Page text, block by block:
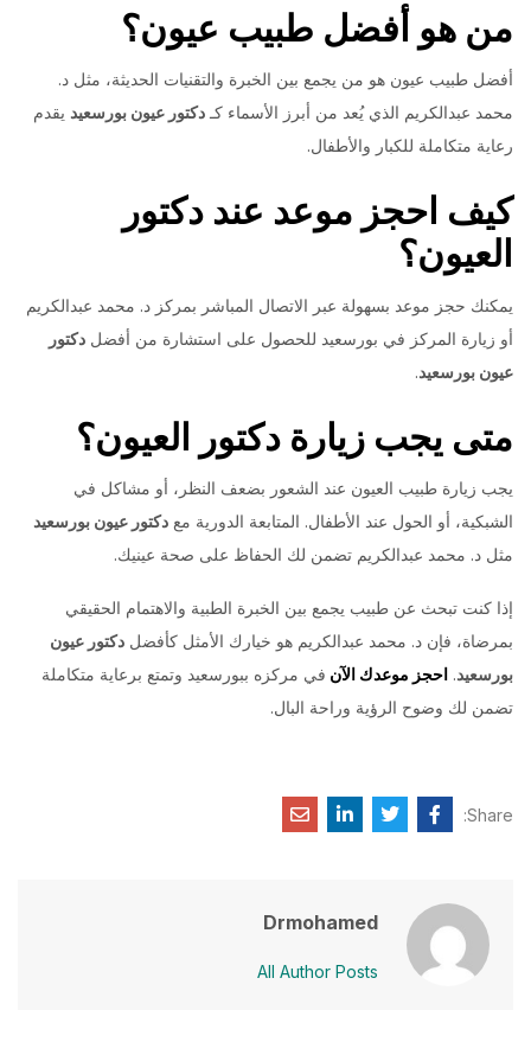
من هو أفضل طبيب عيون؟
أفضل طبيب عيون هو من يجمع بين الخبرة والتقنيات الحديثة، مثل د.
محمد عبدالكريم الذي يُعد من أبرز الأسماء كـدكتور عيون بورسعيديقدم
رعاية متكاملة للكبار والأطفال.
كيف احجز موعد عند دكتور
العيون؟
يمكنك حجز موعد بسهولة عبر الاتصال المباشر بمركز د. محمد عبدالكريم
أو زيارة المركز في بورسعيد للحصول على استشارة من أفضل دكتور
عيون بورسعيد.
متى يجب زيارة دكتور العيون؟
يجب زيارة طبيب العيون عند الشعور بضعف النظر، أو مشاكل في
الشبكية، أو الحول عند الأطفال. المتابعة الدورية مع دكتور عيون بورسعيد
مثل د. محمد عبدالكريم تضمن لك الحفاظ على صحة عينيك.
إذا كنت تبحث عن طبيب يجمع بين الخبرة الطبية والاهتمام الحقيقي
بمرضاة، فإن د. محمد عبدالكريم هو خيارك الأمثل كأفضل دكتور عيون
بورسعيد. احجز موعدك الآن في مركزه ببورسعيد وتمتع برعاية متكاملة
تضمن لك وضوح الرؤية وراحة البال.
Share:
Drmohamed
All Author Posts